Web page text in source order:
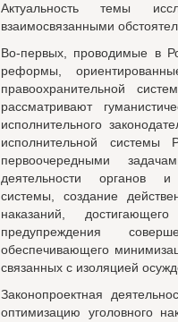
Актуальность темы
взаимосвязанными
Во-первых, проводимые в
реформы,
правоохранительной
рассматривают
исполнительного
исполнительной
первоочередными
деятельности органов и
системы, создание
наказаний,
предупреждения
обеспечивающего
связанных с изоляцией
Законопроектная
оптимизацию уголовного